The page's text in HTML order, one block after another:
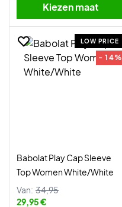
Kiezen maat
LOW PRICE
- 14%
Babolat Play Cap Sleeve
Top Women White/White
Van: 34,95
29,95 €